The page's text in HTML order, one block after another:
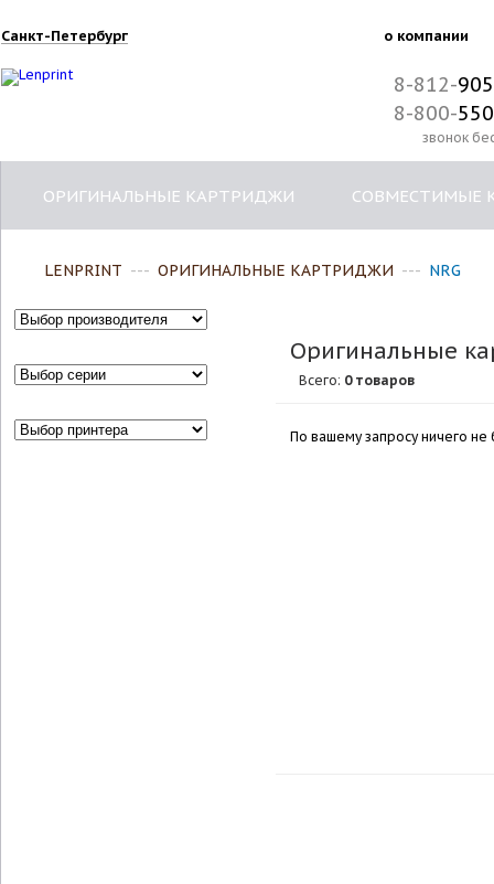
о компании
Санкт-Петербург
8-812-
8-800-
звонок
ОРИГИНАЛЬНЫЕ КАРТРИДЖИ СОВМЕСТИМЫЕ
LENPRINT --- ОРИГИНАЛЬНЫЕ КАРТРИДЖИ --- NRG
Оригинальные
Всего: 0товаров
По вашему запросу ничего